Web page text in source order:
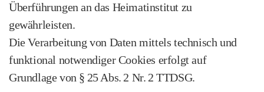
Überführungen an das Heimatinstitut zu
gewährleisten.
Die Verarbeitung von Daten mittels technisch und
funktional notwendiger Cookies erfolgt auf
Grundlage von § 25 Abs. 2 Nr. 2 TTDSG.